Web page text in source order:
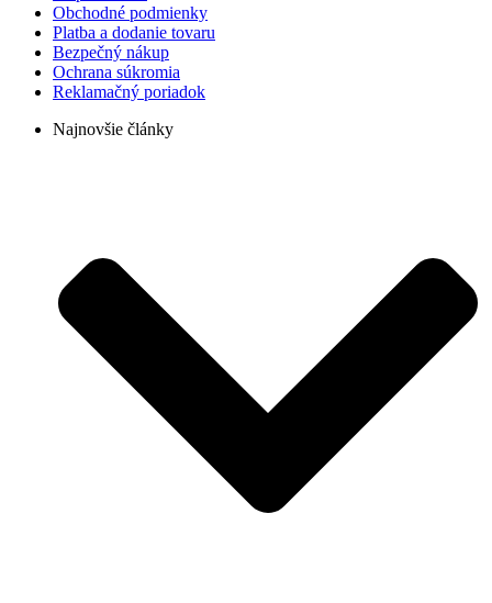
Obchodné podmienky
Platba a dodanie tovaru
Bezpečný nákup
Ochrana súkromia
Reklamačný poriadok
Najnovšie články